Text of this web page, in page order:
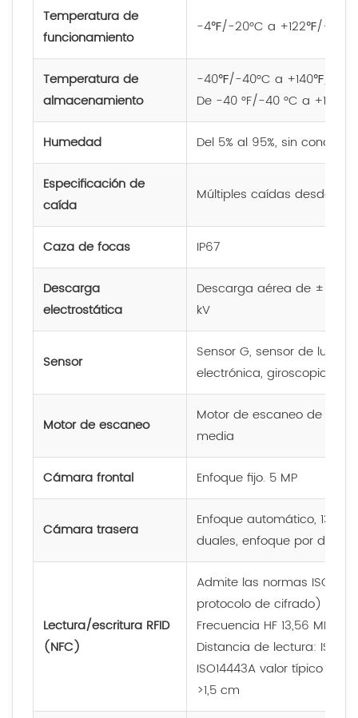
Temperatura de
funcionamiento
-4℉/-20°C a +122℉/
Temperatura de
almacenamiento
-40℉/-40°C a +140℉/
De -40 °F/-40 °C a +158
Humedad Del 5% al ​​95%, sin
Especificación de
caída
Múltiples caídas desde
Caza de focas IP67
Descarga
electrostática
Descarga aérea de ±15
kV
Sensor
Sensor G, sensor de luz,
electrónica, giroscopio
Motor de escaneo
Motor de escaneo de
media
Cámara frontal Enfoque fijo. 5 MP
Cámara trasera
Enfoque automático, 13
duales, enfoque por
Lectura/escritura RFID
(NFC)
Admite las normas
protocolo de cifrado) y el
Frecuencia HF 13,56 MHz.
Distancia de lectura:
ISO14443A valor típico >4
>1,5 cm